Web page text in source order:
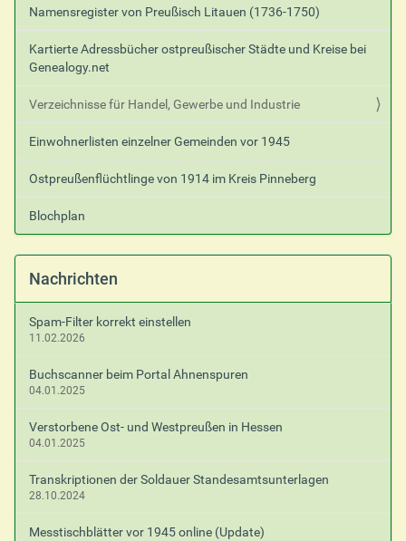
Namensregister von Preußisch Litauen (1736-1750)
Kartierte Adressbücher ostpreußischer Städte und Kreise bei
Genealogy.net
Verzeichnisse für Handel, Gewerbe und Industrie
Einwohnerlisten einzelner Gemeinden vor 1945
Ostpreußenflüchtlinge von 1914 im Kreis Pinneberg
Blochplan
Nachrichten
Spam-Filter korrekt einstellen
11.02.2026
Buchscanner beim Portal Ahnenspuren
04.01.2025
Verstorbene Ost- und Westpreußen in Hessen
04.01.2025
Transkriptionen der Soldauer Standesamtsunterlagen
28.10.2024
Messtischblätter vor 1945 online (Update)